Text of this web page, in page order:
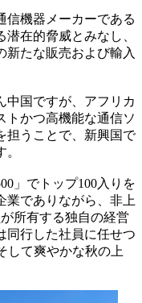
信機器メーカーである
在的脅威とみなし、
新たな販売および輸入
中国ですが、アフリカ
トかつ高機能な通信ソ
担うことで、新興国で
」でトップ100入りを
業でありながら、非上
所有する独自の経営
同行した社員に任せつ
して爽やかな秋の上